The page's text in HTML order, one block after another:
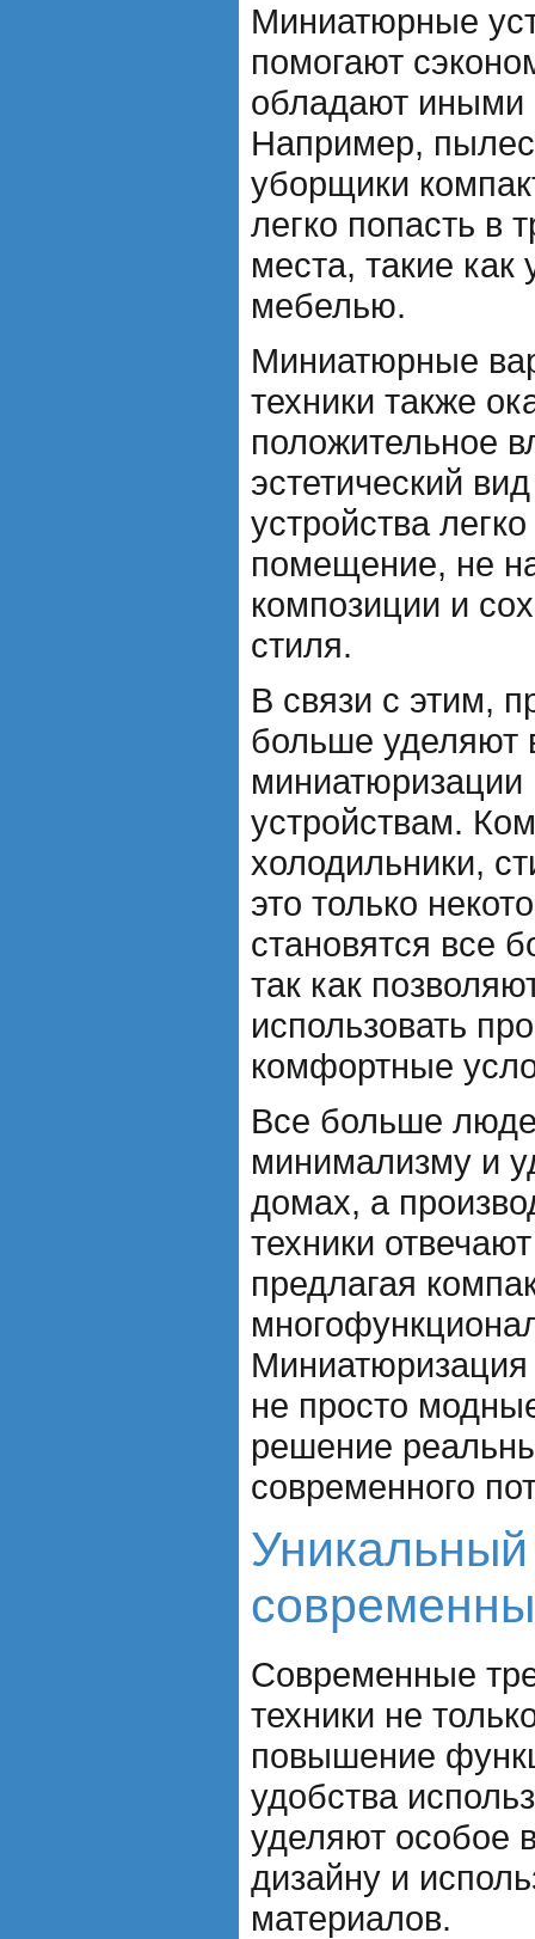
Миниатюрные
помогают
обладают
Например,
уборщики
легко попасть в
места, такие
мебелью.
Миниатюрные
техники также
положительное
эстетический
устройства
помещение, не
композиции и
стиля.
В связи с этим,
больше уделяют
миниатюризации
устройствам.
холодильники,
это только
становятся все
так как
использовать
комфортные
Все больше
минимализму и
домах, а
техники
предлагая
Миниатюризация
не просто
решение
современного
Современные
техники не
повышение
удобства
уделяют особое
дизайну и
материалов.